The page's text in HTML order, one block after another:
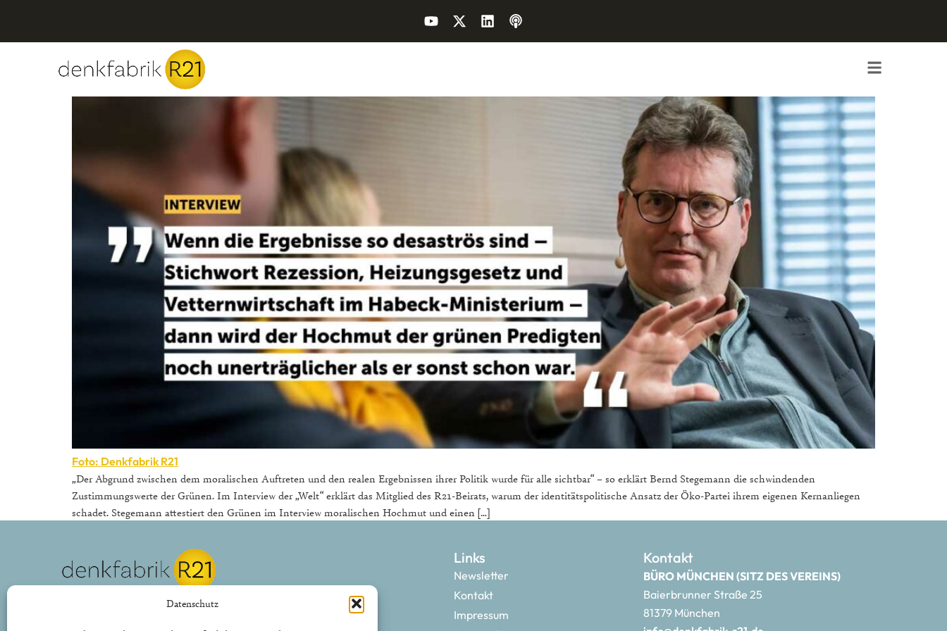
Datenschutz
Foto: Denkfabrik R21
„Der Abgrund zwischen dem moralischen Auftreten und den realen Ergebnissen ihrer Politik wurde für alle sichtbar“ – so erklärt Bernd Stegemann die schwindenden
Zustimmungswerte der Grünen. Im Interview der „Welt“ erklärt das Mitglied des R21-Beirats, warum der identitätspolitische Ansatz der Öko-Partei ihrem eigenen Kernanliegen
schadet. Stegemann attestiert den Grünen im Interview moralischen Hochmut und einen […]
Links
Newsletter
Kontakt
Impressum
Kontakt
BÜRO MÜNCHEN (SITZ DES VEREINS)
Baierbrunner Straße 25
81379 München